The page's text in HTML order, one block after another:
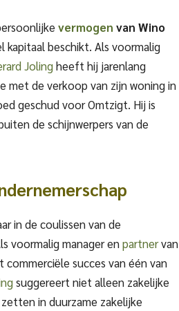
vermogen van Wino
kapitaal beschikt. Als voormalig
Joling heeft hij jarenlang
met de verkoop van zijn woning in
geschud voor Omtzigt. Hij is
de schijnwerpers van de
in de coulissen van de
voormalig manager enpartnervan
succes van één van
suggereert niet alleen zakelijke
in duurzame zakelijke